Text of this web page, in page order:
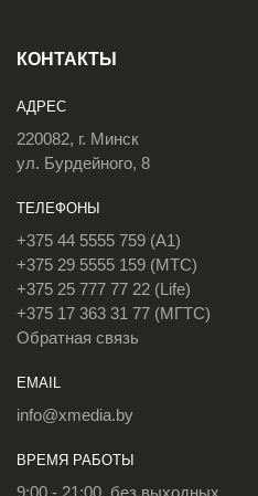
КОНТАКТЫ
АДРЕС
220082, г. Минск
ул. Бурдейного, 8
ТЕЛЕФОНЫ
+375 44 5555 759 (A1)
+375 29 5555 159 (МТС)
+375 25 777 77 22 (Life)
+375 17 363 31 77 (МГТС)
Обратная связь
EMAIL
info@xmedia.by
ВРЕМЯ РАБОТЫ
9:00 - 21:00, без выходных